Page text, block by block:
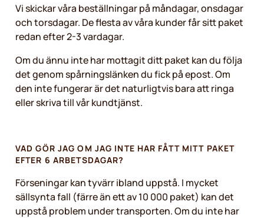
Vi skickar våra beställningar på måndagar, onsdagar
och torsdagar. De flesta av våra kunder får sitt paket
redan efter 2-3 vardagar.
Om du ännu inte har mottagit ditt paket kan du följa
det genom spårningslänken du fick på epost. Om
den inte fungerar är det naturligtvis bara att ringa
eller skriva till vår kundtjänst.
VAD GÖR JAG OM JAG INTE HAR FÅTT MITT PAKET
EFTER 6 ARBETSDAGAR?
Förseningar kan tyvärr ibland uppstå. I mycket
sällsynta fall (färre än ett av 10 000 paket) kan det
uppstå problem under transporten. Om du inte har